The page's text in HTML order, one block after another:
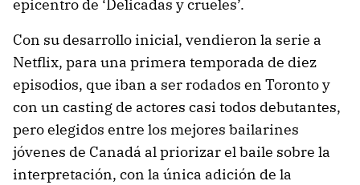
epicentro de ‘Delicadas y crueles’.
Con su desarrollo inicial, vendieron la serie a
Netflix, para una primera temporada de diez
episodios, que iban a ser rodados en Toronto y
con un casting de actores casi todos debutantes,
pero elegidos entre los mejores bailarines
jóvenes de Canadá al priorizar el baile sobre la
interpretación, con la única adición de la